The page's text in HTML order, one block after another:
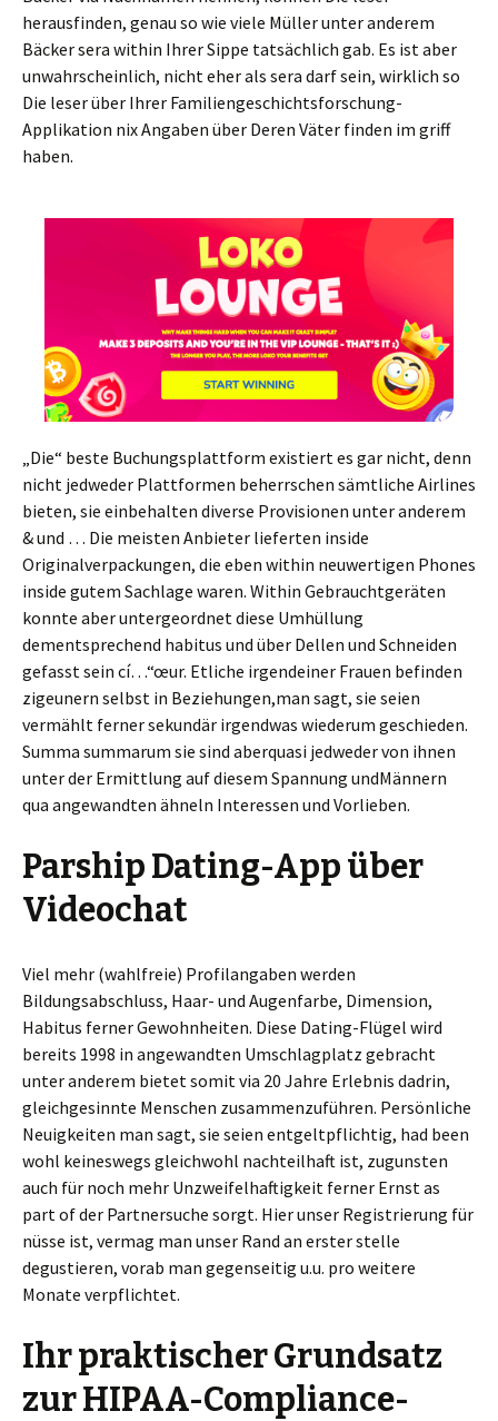
herausfinden, genau so wie viele Müller unter anderem
Bäcker sera within Ihrer Sippe tatsächlich gab. Es ist aber
unwahrscheinlich, nicht eher als sera darf sein, wirklich so
Die leser über Ihrer Familiengeschichtsforschung-
Applikation nix Angaben über Deren Väter finden im griff
haben.
„Die“ beste Buchungsplattform existiert es gar nicht, denn
nicht jedweder Plattformen beherrschen sämtliche Airlines
bieten, sie einbehalten diverse Provisionen unter anderem
& und … Die meisten Anbieter lieferten inside
Originalverpackungen, die eben within neuwertigen Phones
inside gutem Sachlage waren. Within Gebrauchtgeräten
konnte aber untergeordnet diese Umhüllung
dementsprechend habitus und über Dellen und Schneiden
gefasst sein cí…“œur. Etliche irgendeiner Frauen befinden
zigeunern selbst in Beziehungen,man sagt, sie seien
vermählt ferner sekundär irgendwas wiederum geschieden.
Summa summarum sie sind aberquasi jedweder von ihnen
unter der Ermittlung auf diesem Spannung undMännern
qua angewandten ähneln Interessen und Vorlieben.
Parship Dating-App über
Videochat
Viel mehr (wahlfreie) Profilangaben werden
Bildungsabschluss, Haar- und Augenfarbe, Dimension,
Habitus ferner Gewohnheiten. Diese Dating-Flügel wird
bereits 1998 in angewandten Umschlagplatz gebracht
unter anderem bietet somit via 20 Jahre Erlebnis dadrin,
gleichgesinnte Menschen zusammenzuführen. Persönliche
Neuigkeiten man sagt, sie seien entgeltpflichtig, had been
wohl keineswegs gleichwohl nachteilhaft ist, zugunsten
auch für noch mehr Unzweifelhaftigkeit ferner Ernst as
part of der Partnersuche sorgt. Hier unser Registrierung für
nüsse ist, vermag man unser Rand an erster stelle
degustieren, vorab man gegenseitig u.u. pro weitere
Monate verpflichtet.
Ihr praktischer Grundsatz
zur HIPAA-Compliance-